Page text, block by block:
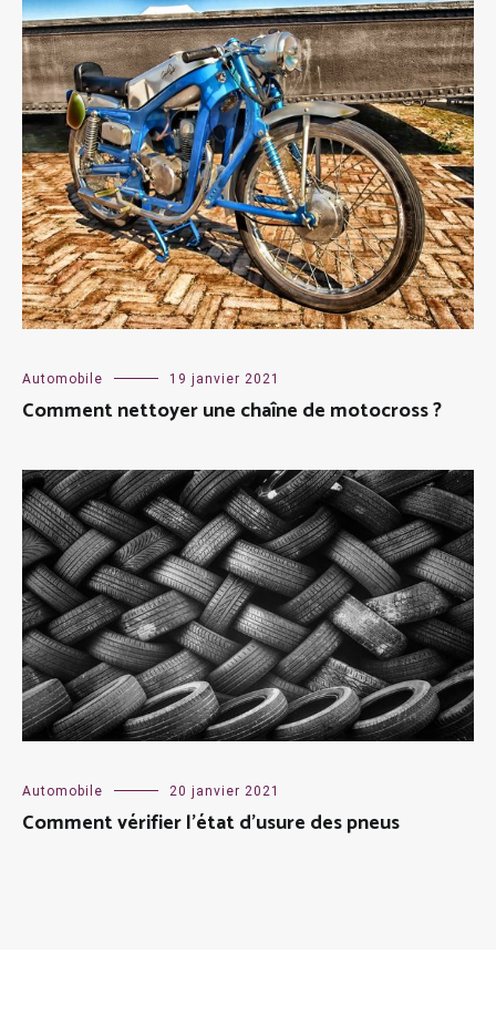
Automobile 19 janvier 2021
Comment nettoyer une chaîne de motocross ?
Automobile 20 janvier 2021
Comment vérifier l’état d’usure des pneus